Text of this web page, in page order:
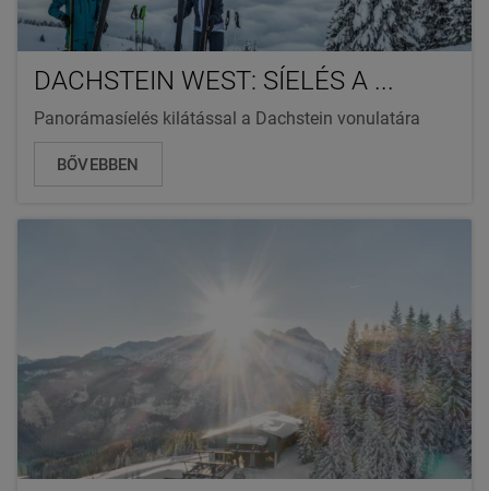
DACHSTEIN WEST: SÍELÉS A ...
Panorámasíelés kilátással a Dachstein vonulatára
BŐVEBBEN